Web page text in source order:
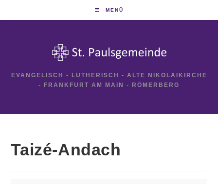
MENÜ
EVANGELISCH - LUTHERISCH - ALTE NIKOLAIKIRCHE
- FRANKFURT AM MAIN - RÖMERBERG
Taizé-Andach